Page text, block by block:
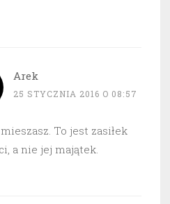
Arek
25 STYCZNIA 2016 O 08:57
To jest zasiłek
a nie jej majątek.